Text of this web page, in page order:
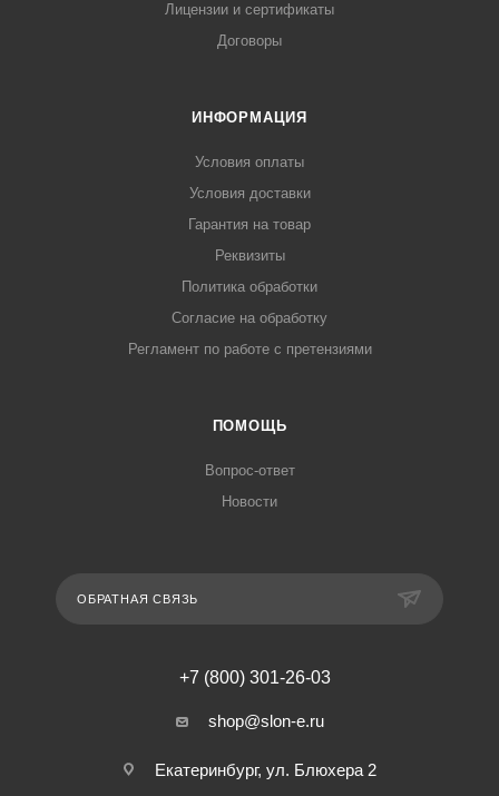
Лицензии и сертификаты
Договоры
ИНФОРМАЦИЯ
Условия оплаты
Условия доставки
Гарантия на товар
Реквизиты
Политика обработки
Согласие на обработку
Регламент по работе с претензиями
ПОМОЩЬ
Вопрос-ответ
Новости
ОБРАТНАЯ СВЯЗЬ
+7 (800) 301-26-03
shop@slon-e.ru
Екатеринбург, ул. Блюхера 2